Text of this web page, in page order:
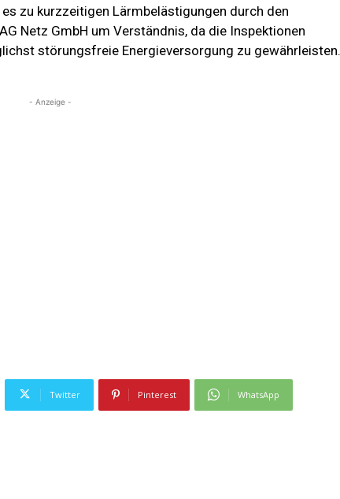
zu kurzzeitigen Lärmbelästigungen durch den
Netz GmbH um Verständnis, da die Inspektionen
störungsfreie Energieversorgung zu gewährleisten.
- Anzeige -
Twitter Pinterest WhatsApp